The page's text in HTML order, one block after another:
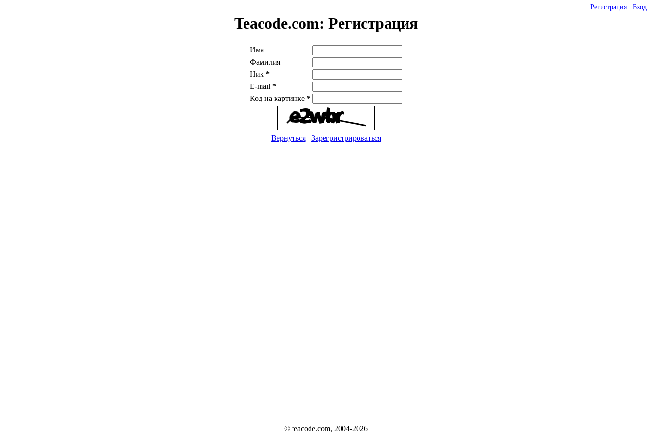
Регистрация Вход
Teacode.com: Регистрация
Имя
Фамилия
Ник *
E-mail *
Код на картинке *
Вернуться Зарегристрироваться
© teacode.com, 2004-2026